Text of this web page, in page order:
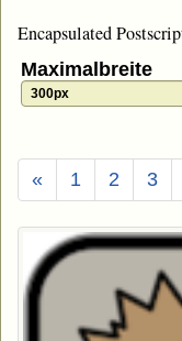
Encapsulated
Maximalbreite
« 1 2 3